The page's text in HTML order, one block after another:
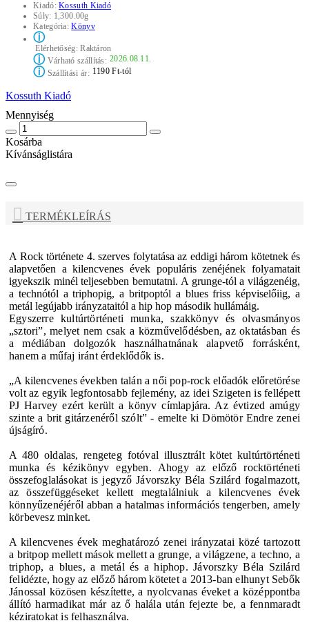
Kiadó:Kossuth Kiadó
Súly: 1,300.00g
Kategória:Könyv
ⓘ
Elérhetőség:Raktáron
ⓘVárható szállítás: 2026.08.11.
ⓘSzállítási ár: 1190 Ft-tól
Kossuth Kiadó
Mennyiség
Kosárba
Kívánságlistára
TERMÉKLEÍRÁS
A Rock története 4. szerves folytatása az eddigi három kötetnek és
alapvetően a kilencvenes évek populáris zenéjének folyamatait
igyekszik minél teljesebben bemutatni. A grunge-tól a világzenéig,
a technótól a triphopig, a britpoptól a blues friss képviselőiig, a
metál legújabb irányzataitól a hip hop második hullámáig.
Egyszerre kultúrtörténeti munka, szakkönyv és olvasmányos
„sztori”, melyet nem csak a közművelődésben, az oktatásban és
a médiában dolgozók használhatnának alapvető forrásként,
hanem a műfaj iránt érdeklődők is.
„A kilencvenes években talán a női pop-rock előadók előretörése
volt az egyik legfontosabb fejlemény, az idei Szigeten is fellépett
PJ Harvey ezért került a könyv címlapjára. Az évtized amúgy
szinte a brit gitárzenéről szólt” - emelte ki Dömötör Endre zenei
újságíró.
A 480 oldalas, rengeteg fotóval illusztrált kötet kultúrtörténeti
munka és kézikönyv egyben. Ahogy az előző rocktörténeti
összefoglalásokat is jegyző Jávorszky Béla Szilárd fogalmazott,
az összefüggéseket kellett megtalálniuk a kilencvenes évek
könnyűzenéjéről abban a hatalmas információs tengerben, amely
körbevesz minket.
A kilencvenes évek meghatározó zenei irányzatai közé tartozott
a britpop mellett mások mellett a grunge, a világzene, a techno, a
triphop, a blues, a metál és a hiphop. Jávorszky Béla Szilárd
felidézte, hogy az előző három kötetet a 2013-ban elhunyt Sebők
Jánossal közösen készítette, a nyolcvanas éveket a középpontba
állító harmadikat már az ő halála után fejezte be, a fennmaradt
kéziratokat is felhasználva.